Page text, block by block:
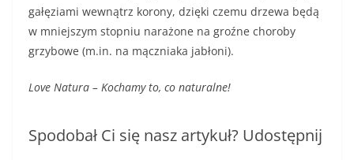
gałęziami wewnątrz korony, dzięki czemu drzewa będą
w mniejszym stopniu narażone na groźne choroby
grzybowe (m.in. na mączniaka jabłoni).
Love Natura – Kochamy to, co naturalne!
Spodobał Ci się nasz artykuł? Udostępnij